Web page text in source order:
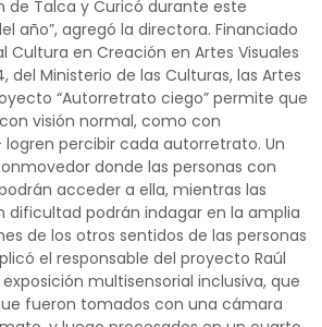
de Talca y Curicó durante este
año”, agregó la directora. Financiado
Cultura en Creación en Artes Visuales
del Ministerio de las Culturas, las Artes
“Autorretrato ciego” permite que
visión normal, como con
percibir cada autorretrato. Un
donde las personas con
acceder a ella, mientras las
dificultad podrán indagar en la amplia
de los otros sentidos de las personas
el responsable del proyecto Raúl
exposición multisensorial inclusiva, que
fueron tomados con una cámara